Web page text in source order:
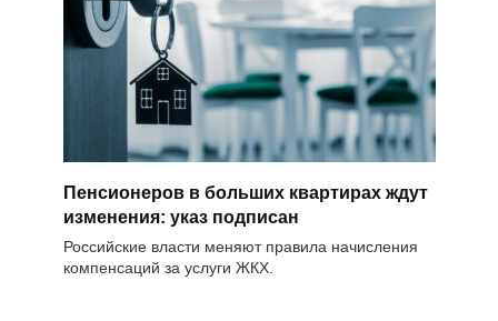
Пенсионеров в больших квартирах ждут
изменения: указ подписан
Российские власти меняют правила начисления
компенсаций за услуги ЖКХ.